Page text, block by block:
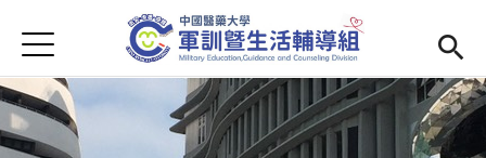
首頁
學務處首頁(link is external)
Open submenu (單位簡介)
單位簡介
Jump to Navigation
Jump to Main content